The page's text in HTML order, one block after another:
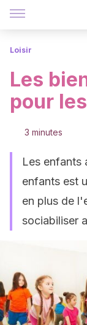
Loisir
Les
pour
3 minutes
Les enfants
enfants est
en plus de
sociabiliser